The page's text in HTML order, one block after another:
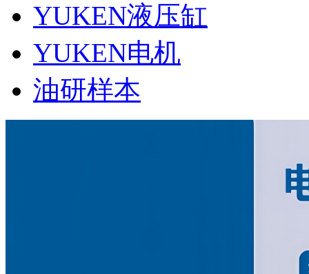
YUKEN液压缸
YUKEN电机
油研样本